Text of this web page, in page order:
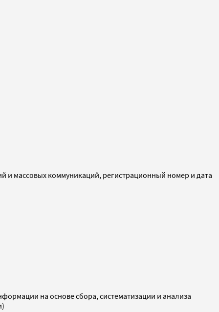
и массовых коммуникаций, регистрационный номер и дата
на основе сбора, систематизации и анализа